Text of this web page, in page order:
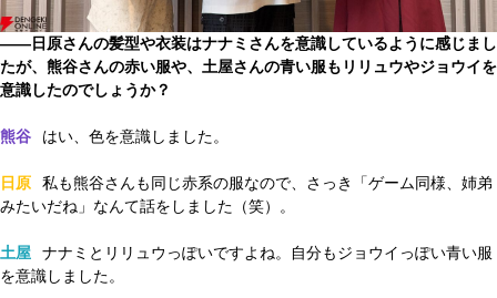
――日原さんの髪型や衣装はナナミさんを意識しているように感じまし
たが、熊谷さんの赤い服や、土屋さんの青い服もリリュウやジョウイを
意識したのでしょうか？
熊谷 はい、色を意識しました。
日原
私も熊谷さんも同じ赤系の服なので、さっき「ゲーム同様、姉弟
みたいだね」なんて話をしました（笑）。
土屋
ナナミとリリュウっぽいですよね。自分もジョウイっぽい青い服
を意識しました。